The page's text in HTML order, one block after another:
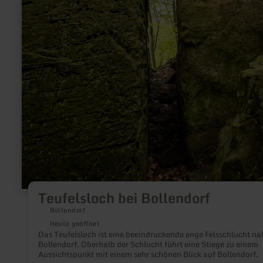
Teufelsloch bei Bollendorf
Bollendorf
Heute geöffnet
Das Teufelsloch ist eine beeindruckende enge Felsschlucht
Bollendorf. Oberhalb der Schlucht führt eine Stiege zu einem
Aussichtspunkt mit einem sehr schönen Blick auf Bollendorf.